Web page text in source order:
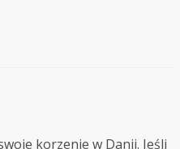
korzenie w Danii. Jeśli